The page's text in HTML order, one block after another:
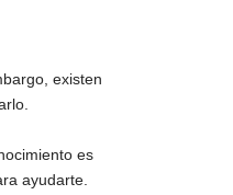
existen
es
ayudarte.